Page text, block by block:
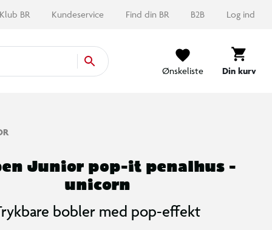
Klub BR Kundeservice Find din BR B2B Log ind
Ønskeliste Din kurv
Junior pop-it penalhus -
unicorn
bobler med pop-effekt